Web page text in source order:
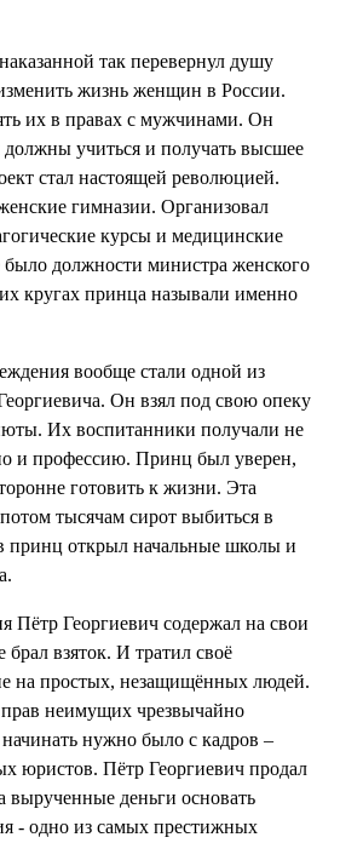
так перевернул душу
жизнь женщин в России.
их в правах с мужчинами. Он
учиться и получать высшее
стал настоящей революцией.
гимназии. Организовал
курсы и медицинские
должности министра женского
кругах принца называли именно
вообще стали одной из
Он взял под свою опеку
Их воспитанники получали не
и профессию. Принц был уверен,
готовить к жизни. Эта
тысячам сирот выбиться в
открыл начальные школы и
Пётр Георгиевич содержал на свои
взяток. И тратил своё
на простых, незащищённых людей.
неимущих чрезвычайно
нужно было с кадров –
юристов. Пётр Георгиевич продал
вырученные деньги основать
- одно из самых престижных